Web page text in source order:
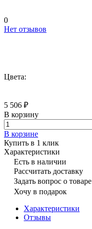
0
Нет отзывов
Цвета:
5 506 ₽
В корзину
В корзине
Купить в 1 клик
Характеристики
Есть в наличии
Рассчитать доставку
Задать вопрос о товаре
Хочу в подарок
Характеристики
Отзывы